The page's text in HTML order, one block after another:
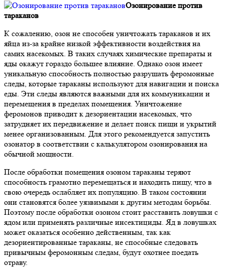
Озонирование против
тараканов
К сожалению, озон не способен уничтожать тараканов и их
яйца из-за крайне низкой эффективности воздействия на
самих насекомых. В таких случаях химические препараты и
яды окажут гораздо большее влияние. Однако озон имеет
уникальную способность полностью разрушать феромонные
следы, которые тараканы используют для навигации и поиска
еды. Эти следы являются важными для их коммуникации и
перемещения в пределах помещения. Уничтожение
феромонов приводит к дезориентации насекомых, что
затрудняет их передвижение и делает поиск пищи и укрытий
менее организованным. Для этого рекомендуется запустить
озонатор в соответствии с калькулятором озонирования на
обычной мощности.
После обработки помещения озоном тараканы теряют
способность грамотно перемещаться и находить пищу, что в
свою очередь ослабляет их популяцию. В таком состоянии
они становятся более уязвимыми к другим методам борьбы.
Поэтому после обработки озоном стоит расставить ловушки с
ядом или применять различные инсектициды. Яд в ловушках
может оказаться особенно действенным, так как
дезориентированные тараканы, не способные следовать
привычным феромонным следам, будут охотнее поедать
отраву.